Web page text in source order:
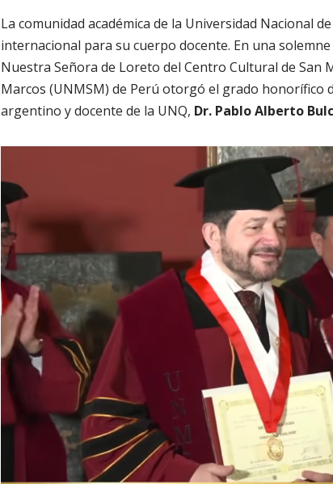
La comunidad académica de la Universidad Nacional
internacional para su cuerpo docente. En una solemne
Nuestra Señora de Loreto del Centro Cultural de San
Marcos (UNMSM) de Perú otorgó el grado honorífico
argentino y docente de la UNQ, Dr. Pablo Alberto